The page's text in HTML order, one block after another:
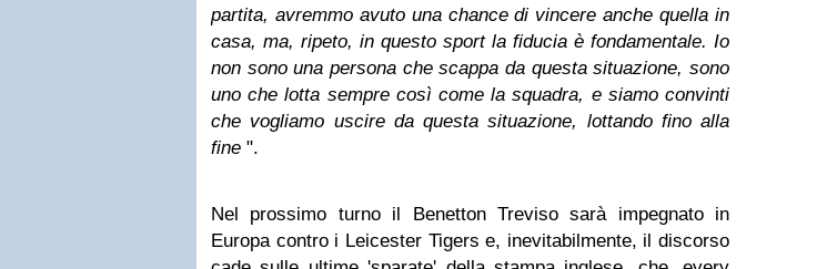
partita, avremmo avuto una chance di vincere anche quella in
casa, ma, ripeto, in questo sport la fiducia è fondamentale. Io
non sono una persona che scappa da questa situazione, sono
uno che lotta sempre così come la squadra, e siamo convinti
che vogliamo uscire da questa situazione, lottando fino alla
fine ".
Nel prossimo turno il Benetton Treviso sarà impegnato in
Europa contro i Leicester Tigers e, inevitabilmente, il discorso